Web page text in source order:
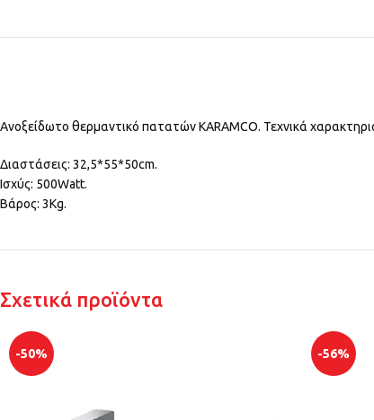
Ανοξείδωτο θερμαντικό πατατών KARAMCO. Τεχνικά
Διαστάσεις: 32,5*55*50cm.
Ισχύς: 500Watt.
Βάρος: 3Kg.
Σχετικά προϊόντα
-50% -56%